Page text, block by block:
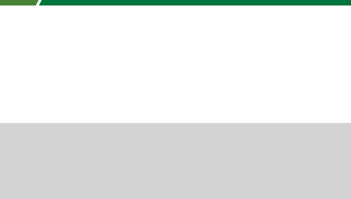
de tela